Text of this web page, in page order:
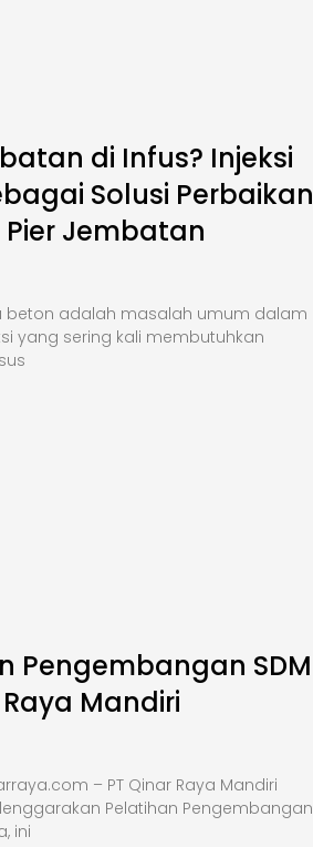
di Infus? Injeksi
Solusi Perbaikan
Jembatan
beton adalah masalah umum dalam
yang sering kali membutuhkan
Pengembangan SDM
Raya Mandiri
– PT Qinar Raya Mandiri
Pelatihan Pengembangan
ini